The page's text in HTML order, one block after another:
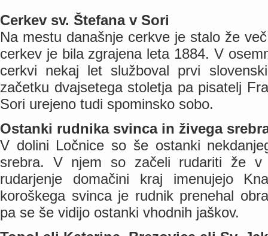
Cerkev sv. Štefana v Sori
Na mestu današnje cerkve je stalo že
cerkev je bila zgrajena leta 1884. V
cerkvi nekaj let služboval prvi
začetku dvajsetega stoletja pa pisatelj
Sori urejeno tudi spominsko sobo.
Ostanki rudnika svinca in živega
V dolini Ločnice so še ostanki
srebra. V njem so začeli rudariti že
rudarjenje domačini kraj imenujejo
koroškega svinca je rudnik prenehal
pa se še vidijo ostanki vhodnih jaškov.